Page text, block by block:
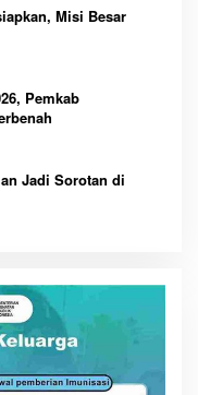
Misi Besar
Pemkab
Jadi Sorotan di